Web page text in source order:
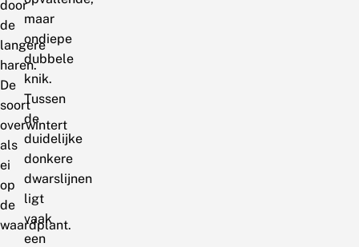
door
de
langere
haren.
De
soort
overwintert
als
ei
op
de
waardplant.
maar
ondiepe
dubbele
knik.
Tussen
de
duidelijke
donkere
dwarslijnen
ligt
vaak
een